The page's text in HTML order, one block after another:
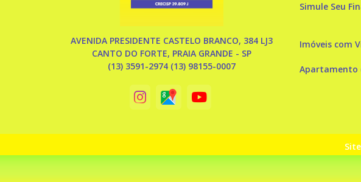
AVENIDA PRESIDENTE CASTELO BRANCO, 384 LJ3
CANTO DO FORTE, PRAIA GRANDE - SP
(13) 3591-2974 (13) 98155-0007
Simule Seu
Imóveis com
Apartamento